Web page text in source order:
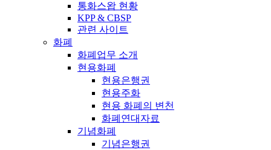
통화스왑 현황
KPP & CBSP
관련 사이트
화폐
화폐업무 소개
현용화폐
현용은행권
현용주화
현용 화폐의 변천
화폐연대자료
기념화폐
기념은행권